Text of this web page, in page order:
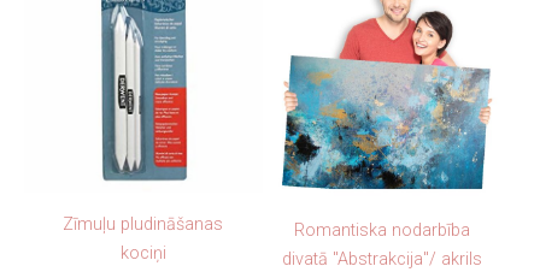
Zīmuļu pludināšanas
kociņi
Romantiska nodarbība
divatā "Abstrakcija"/ akrils